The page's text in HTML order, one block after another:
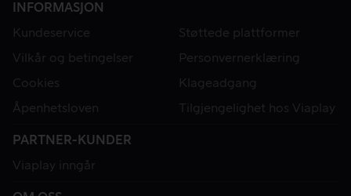
INFORMASJON
Kundeservice
Støttede plattformer
Vilkår og betingelser
Personvernerklæring
Cookies
Klageadgang
Åpenhetsloven
Tilgjengelighet hos Viaplay
PARTNER-KUNDER
Viaplay inngår